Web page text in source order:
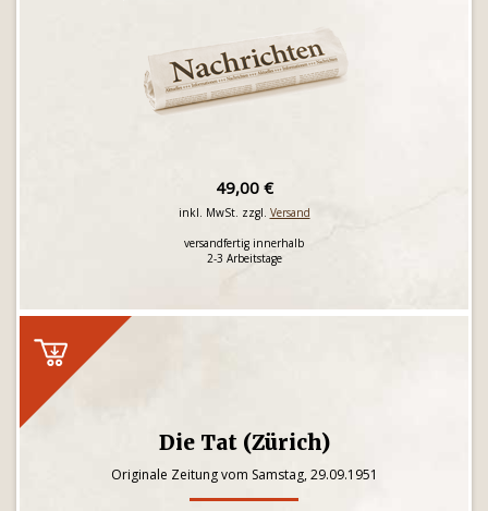
49,00 €
inkl. MwSt. zzgl. Versand
versandfertig innerhalb
2-3 Arbeitstage
Die Tat (Zürich)
Originale Zeitung vom Samstag, 29.09.1951